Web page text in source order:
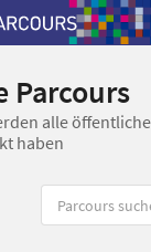
Parcours
alle
haben